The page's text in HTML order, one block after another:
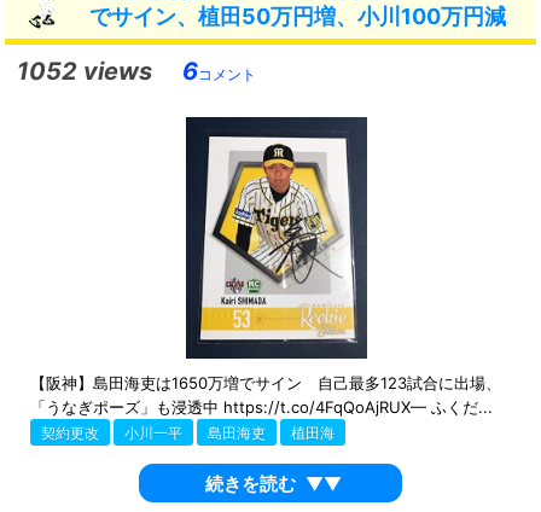
でサイン、植田50万円増、小川100万円減
1052 views 6コメント
【阪神】島田海吏は1650万増でサイン 自己最多123試合に出場、
「うなぎポーズ」も浸透中 https://t.co/4FqQoAjRUX— ふくだ...
契約更改 小川一平 島田海吏 植田海
続きを読む ▼▼